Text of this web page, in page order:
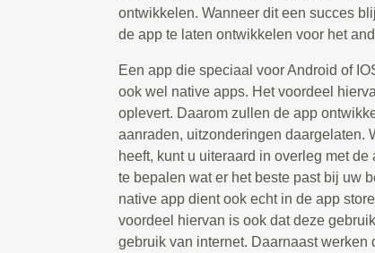
ontwikkelen. Wanneer dit een succes
de app te laten ontwikkelen voor het
Een app die speciaal voor Android of
ook wel native apps. Het voordeel
oplevert. Daarom zullen de app
aanraden, uitzonderingen daargelaten.
heeft, kunt u uiteraard in overleg met
te bepalen wat er het beste past bij uw
native app dient ook echt in de app
voordeel hiervan is ook dat deze
gebruik van internet. Daarnaast werken